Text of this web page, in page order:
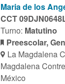
Maria de los
CCT
Turno: Matutino
Preescolar,
La Magdalena
Magdalena
México